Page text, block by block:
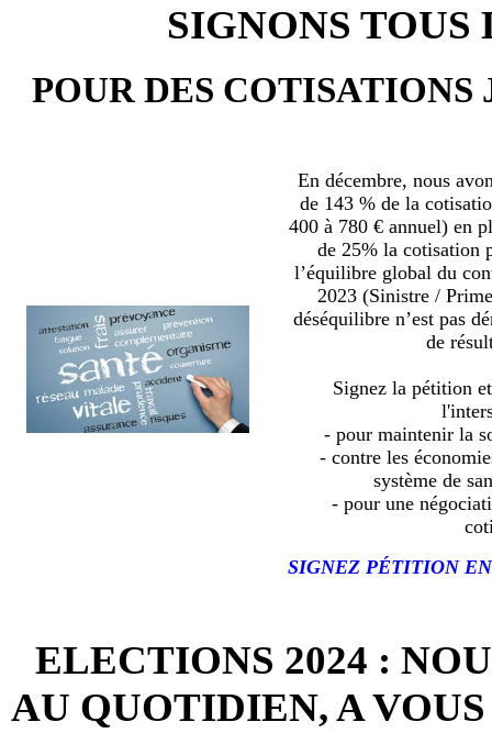
SIGNONS
POUR DES COTISATIONS
En décembre, nous
de 143 % de la
400 à 780 € annuel) en
de 25% la cotisation
l’équilibre global du
2023 (Sinistre /
déséquilibre n’est pas
de
Signez la pétition
- pour maintenir la
- contre les
système de
- pour une
SIGNEZ PÉTITION
ELECTIONS 2024 :
AU QUOTIDIEN, A